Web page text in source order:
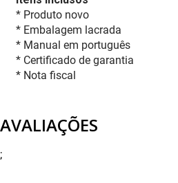
* Produto novo
* Embalagem lacrada
* Manual em português
* Certificado de garantia
* Nota fiscal
AVALIAÇÕES
;